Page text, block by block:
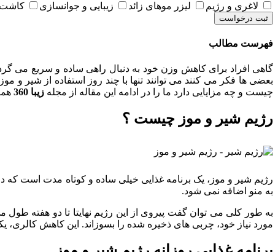
لاغری و رژیم
لیزر موهای زائد زیبایی و جوانسازی کاشت
ثبت درخواست
فهرست مطالب
گاهی افراد برای کاهش وزن خود به دنبال راهی ساده و سریع می
بعضی ها فکر می کنند می توانند تنها با چند روز استفاده از شیر و
چیست و چه مزایایی دارد ما را در ادامه این مقاله از مجله زیبا 360
رژیم شیر و موز چیست ؟
رژیم شیر و موز، یک برنامه غذایی خیلی ساده و کوتاه مدت است
به منو اضافه نمی شود.
به طور کلی می توان گفت پیروی از این رژیم نهایتا تا دو هفته
مورد نیاز خود، چربی های ذخیره شده را بسوزاند. این کاهش